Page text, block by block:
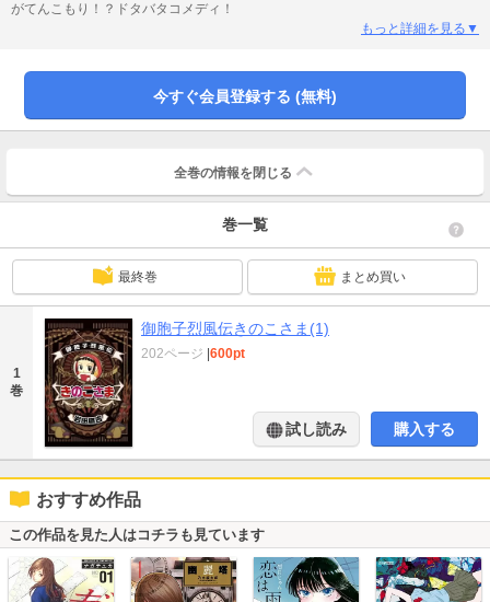
がてんこもり！？ドタバタコメディ！
もっと詳細を見る▼
今すぐ会員登録する (無料)
全巻の情報を 閉じる
巻一覧
最終巻 まとめ買い
1
巻
御胞子烈風伝きのこさま(1)
202ページ 600pt
試し読み 購入する
おすすめ作品
この作品を見た人はコチラも見ています